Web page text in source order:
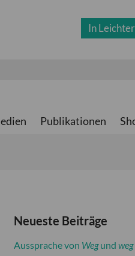
In
Publikationen
Neueste Beiträge
Aussprache von Wegund weg